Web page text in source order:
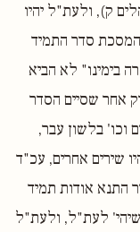
ק), ולעת"ל יהיו
סדר התמיד
בימינו" לא הביא
אחר שסיים הסדר
וכו' בלשון עבר,
שירים אחרים, עכ"ד
התנא אודות תמיד
שיהי' לעת"ל, ולעת"ל